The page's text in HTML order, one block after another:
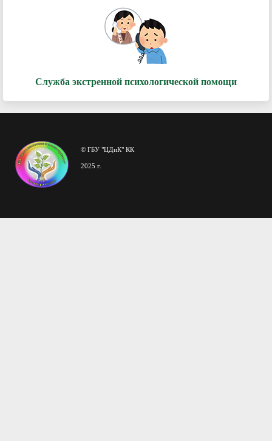
Служба экстренной психологической помощи
© ГБУ "ЦДиК" КК
2025 г.